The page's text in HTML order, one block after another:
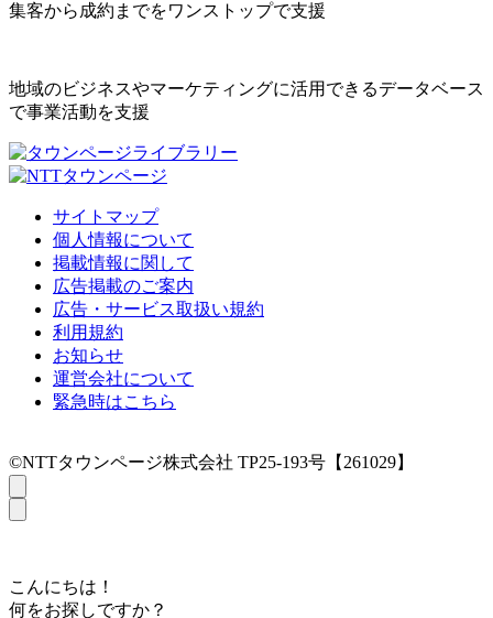
集客から成約までをワンストップで支援
地域のビジネスやマーケティングに活用できるデータベース
で事業活動を支援
サイトマップ
個人情報について
掲載情報に関して
広告掲載のご案内
広告・サービス取扱い規約
利用規約
お知らせ
運営会社について
緊急時はこちら
©NTTタウンページ株式会社 TP25-193号【261029】
こんにちは！
何をお探しですか？